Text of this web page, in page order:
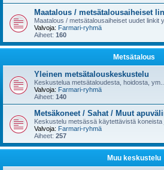
Maatalous / metsätalousaiheiset
Maatalous / metsätalousaiheiset uudet linkit
Valvoja: Farmari-ryhmä
Aiheet: 160
Metsätalous
Yleinen metsätalouskeskustelu
Keskustelua metsätaloudesta, hoidosta, ym...
Valvoja: Farmari-ryhmä
Aiheet: 140
Metsäkoneet / Sahat / Muut
Keskustelu metsässä käytettävistä koneista
Valvoja: Farmari-ryhmä
Aiheet: 257
Muu keskustelu